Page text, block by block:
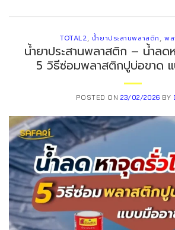
TOTAL2,น้ำยาประสานพลาสติก, พ
น้ำยาประสานพลาสติก – น้ำลด
5 วิธีซ่อมพลาสติกปูบ่อขาด
POSTED ON23/02/2026 BY